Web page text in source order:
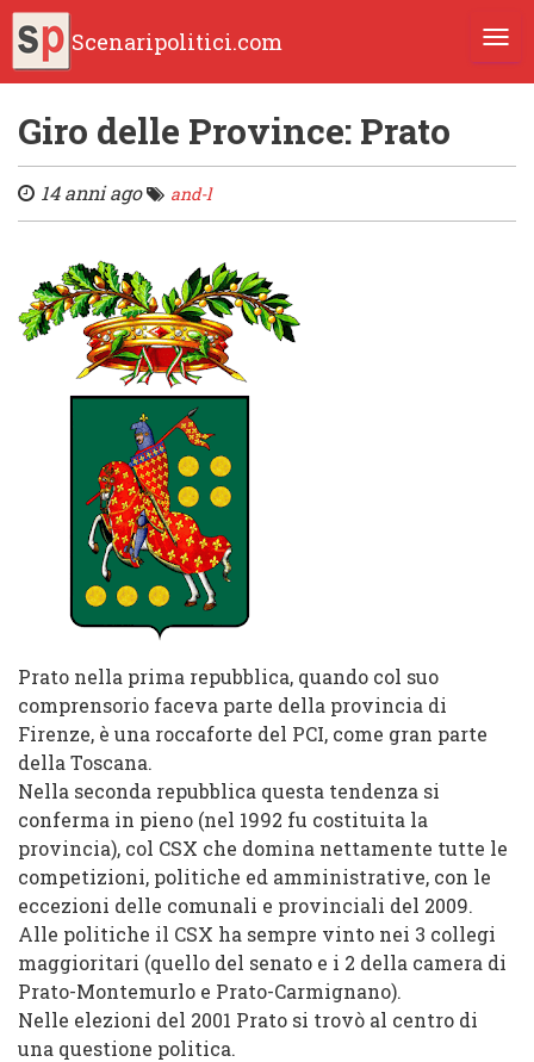
Scenaripolitici.com
Giro delle Province: Prato
14 anni ago and-l
Prato nella prima repubblica, quando col suo
comprensorio faceva parte della provincia di
Firenze, è una roccaforte del PCI, come gran parte
della Toscana.
Nella seconda repubblica questa tendenza si
conferma in pieno (nel 1992 fu costituita la
provincia), col CSX che domina nettamente tutte le
competizioni, politiche ed amministrative, con le
eccezioni delle comunali e provinciali del 2009.
Alle politiche il CSX ha sempre vinto nei 3 collegi
maggioritari (quello del senato e i 2 della camera di
Prato-Montemurlo e Prato-Carmignano).
Nelle elezioni del 2001 Prato si trovò al centro di
una questione politica.